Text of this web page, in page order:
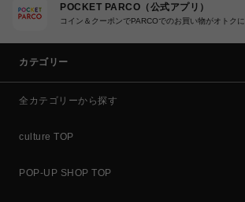
POCKET PARCO（公式アプリ）
コイン＆クーポンでPARCOでのお買い物がオトクに
カテゴリー
全カテゴリーから探す
culture TOP
POP-UP SHOP TOP